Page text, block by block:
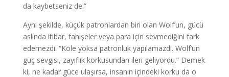
da kaybetseniz de.”
Aynı şekilde, küçük patronlardan biri olan Wolf’un, gücü
aslında itibar, fahişeler veya para için sevmediğini fark
edemezdi. “Köle yoksa patronluk yapılamazdı. Wolf’un
güç sevgisi, zayıflık korkusundan ileri geliyordu.” Demek
ki, ne kadar güce ulaşırsa, insanın içindeki korku da o